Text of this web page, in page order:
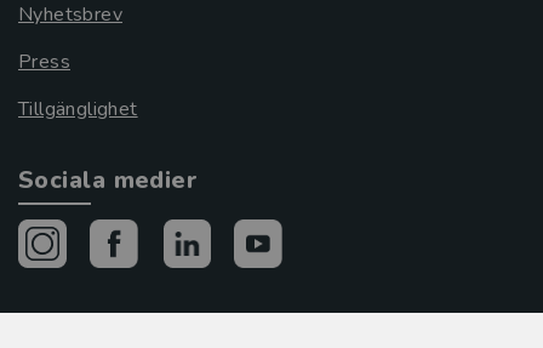
Nyhetsbrev
Press
Tillgänglighet
Sociala medier